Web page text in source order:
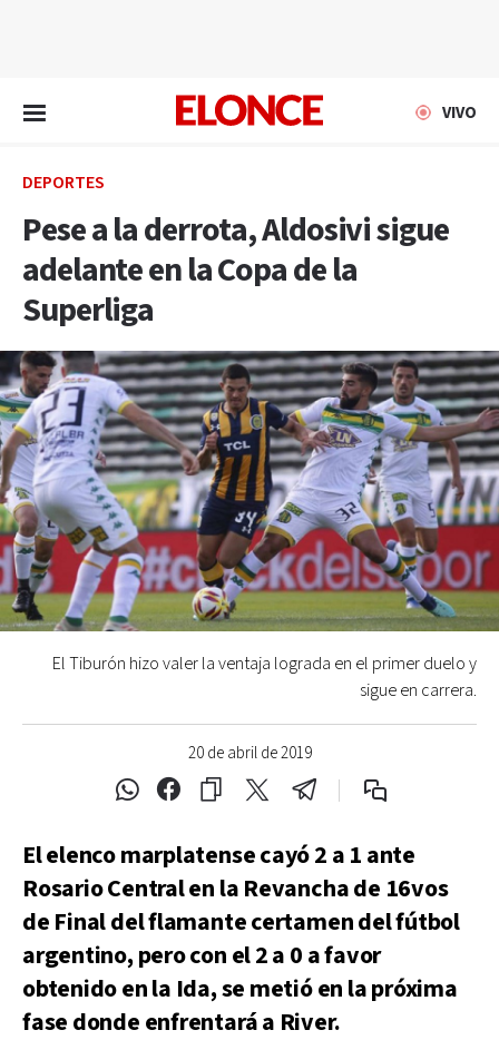
VIVO
DEPORTES
Pese a la derrota, Aldosivi sigue
adelante en la Copa de la
Superliga
20 de abril de 2019
El Tiburón hizo valer la ventaja lograda en el primer duelo y
sigue en carrera.
El elenco marplatense cayó 2 a 1 ante
Rosario Central en la Revancha de 16vos
de Final del flamante certamen del fútbol
argentino, pero con el 2 a 0 a favor
obtenido en la Ida, se metió en la próxima
fase donde enfrentará a River.